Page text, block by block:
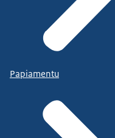
Papiamentu